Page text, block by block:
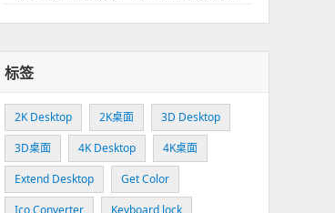
标签
2K Desktop 2K桌面
3D Desktop
3D桌面
4K Desktop
4K桌面
Extend Desktop
Get Color
Ico Converter
Keyboard lock